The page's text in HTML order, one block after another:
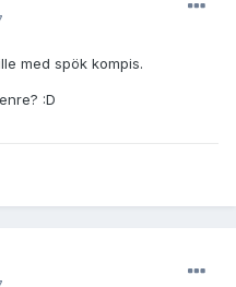
med spök kompis.
:D